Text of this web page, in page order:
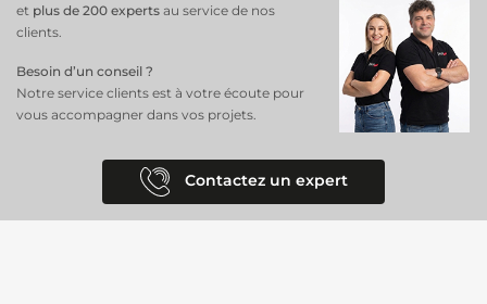
et plus de 200 experts au service de nos
clients.
Besoin d’un conseil ?
Notre service clients est à votre écoute pour
vous accompagner dans vos projets.
Contactez un expert